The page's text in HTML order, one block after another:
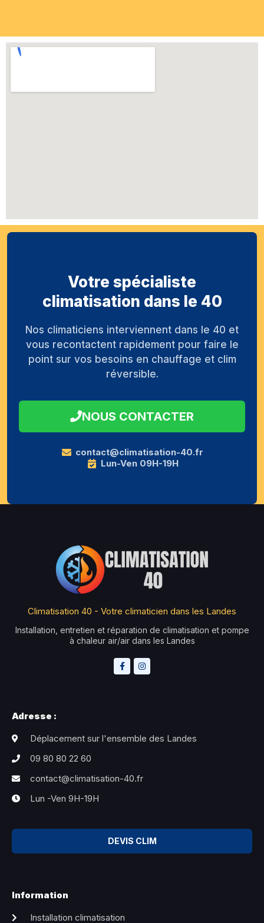
Votre spécialiste
climatisation dans le 40
Nos climaticiens interviennent dans le 40 et
vous recontactent rapidement pour faire le
point sur vos besoins en chauffage et clim
réversible.
NOUS CONTACTER
contact@climatisation-40.fr
Lun-Ven 09H-19H
Climatisation 40 - Votre climaticien dans les Landes
Installation, entretien et réparation de climatisation et pompe
à chaleur air/air dans les Landes
Adresse :
Déplacement sur l'ensemble des Landes
09 80 80 22 60
contact@climatisation-40.fr
Lun -Ven 9H-19H
DEVIS CLIM
Information
Installation climatisation